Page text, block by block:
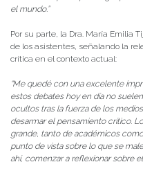
el mundo.”
Por su parte, la Dra. María Emilia
de los asistentes, señalando la
crítica en el contexto actual:
“Me quedé con una excelente
estos debates hoy en día no
ocultos tras la fuerza de los
desarmar el pensamiento crítico.
grande, tanto de académicos
punto de vista sobre lo que se
ahí, comenzar a reflexionar sobre